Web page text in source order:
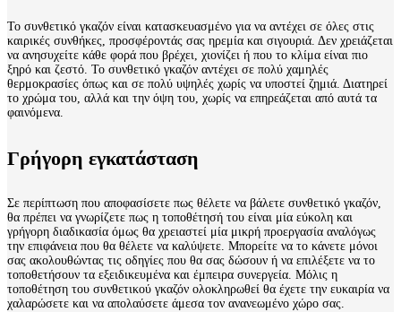
Το συνθετικό γκαζόν είναι κατασκευασμένο για να αντέχει σε όλες στις
καιρικές συνθήκες, προσφέροντάς σας ηρεμία και σιγουριά. Δεν χρειάζεται
να ανησυχείτε κάθε φορά που βρέχει, χιονίζει ή που το κλίμα είναι πιο
ξηρό και ζεστό. Το συνθετικό γκαζόν αντέχει σε πολύ χαμηλές
θερμοκρασίες όπως και σε πολύ υψηλές χωρίς να υποστεί ζημιά. Διατηρεί
το χρώμα του, αλλά και την όψη του, χωρίς να επηρεάζεται από αυτά τα
φαινόμενα.
Γρήγορη εγκατάσταση
Σε περίπτωση που αποφασίσετε πως θέλετε να βάλετε συνθετικό γκαζόν,
θα πρέπει να γνωρίζετε πως η τοποθέτησή του είναι μία εύκολη και
γρήγορη διαδικασία όμως θα χρειαστεί μία μικρή προεργασία αναλόγως
την επιφάνεια που θα θέλετε να καλύψετε. Μπορείτε να το κάνετε μόνοι
σας ακολουθώντας τις οδηγίες που θα σας δώσουν ή να επιλέξετε να το
τοποθετήσουν τα εξειδικευμένα και έμπειρα συνεργεία. Μόλις η
τοποθέτηση του συνθετικού γκαζόν ολοκληρωθεί θα έχετε την ευκαιρία να
χαλαρώσετε και να απολαύσετε άμεσα τον ανανεωμένο χώρο σας.